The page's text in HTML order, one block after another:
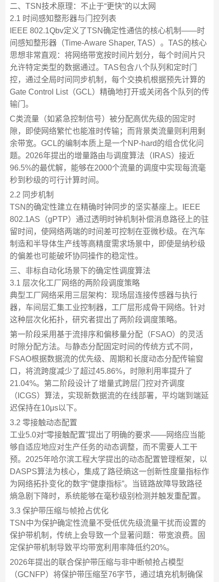
二、TSN技术原理：不止于“更快”的以太网
2.1 时间感知整形器与门控列表
IEEE 802.1Qbv定义了TSN确定性通信的核心机制——时
间感知整形器（Time-Aware Shaper, TAS）。TAS的核心
思想非常直观：将网络带宽按时间片划分，每个时间片只
允许特定类型的数据通过。TAS包含八个队列和定时门
控，通过全局时间同步机制，每个交换机根据预先计算的
Gate Control List（GCL）精确地打开或关闭各个队列的传
输门。
C类流量（如紧急控制信号）被分配高优先级的固定时
隙，即使网络繁忙也能准时传输；而背景类流量则利用剩
余带宽。GCL的编制本质上是一个NP-hard的组合优化问
题。2026年提出的增量路由与调度算法（IRAS）接近
96.5%的最优解，能够在2000个流量的调度中实现每流毫
秒到秒级的可行计算时间。
2.2 同步机制
TSN的确定性建立在精确时钟同步的坚实基座上。IEEE
802.1AS（gPTP）通过透明时钟机制补偿消息路径上的驻
留时间，使网络两端的时间差可控制在亚微秒级。在汽车
制造和半导体生产线等高精度需求场景中，即使是纳秒级
的偏差也可能破坏协同操作的稳定性。
三、非标自动化场景下的确定性调度算法
3.1 层次化工厂网络的两阶段调度策略
典型工厂网络采用三层架构：现场层连接传感器与执行
器，车间层汇集工业控制器，工厂层形成骨干网络。针对
这种层次化拓扑，研究者提出了两阶段调度策略。
第一阶段采用基于流排序和偏移量分配（FSAO）的灵活
时隙分配方法。与静态分配固定时间的传统方式不同，
FSAO根据数据流的优先级、周期和长度动态分配传输窗
口，将流跨度减少了超过45.86%，时隙利用率提升了
21.04%。第二阶段设计了增量式跨层门控对齐调度
（ICGS）算法，实现新数据流的在线部署，平均端到端延
迟保持在10μs以下。
3.2 零接触动态配置
工业5.0对“零接触配置”提出了明确的要求——网络应当能
够自适应地应对生产任务的动态调整，而不需要人工干
预。2025年哈尔滨工程大学提出的动态配置管理框架，以
DASPS算法为核心，集成了路径熵这一创新性度量指标作
为网络拓扑变化的数字“健康指标”。当链路故障导致路径
熵急剧下降时，系统能够在毫秒级别检测并触发重配置。
3.3 保护带压缩与帧抢占优化
TSN中为保护确定性流量不受低优先级流量干扰而设置的
保护带机制，传统上会导致一个显著问题：带宽浪费。固
定保护带机制导致平均带宽利用率降低约20%。
2026年提出的联合保护带压缩与非中断帧抢占模型
（GCNFP）将保护带压缩至76字节，通过填充机制确保